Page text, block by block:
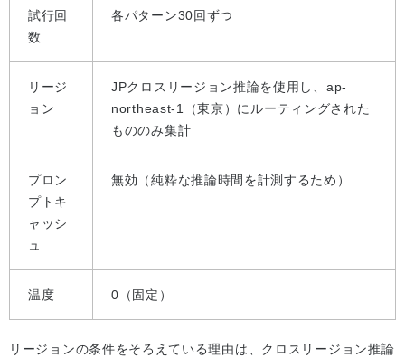
試行回
数
各パターン30回ずつ
リージ
ョン
JPクロスリージョン推論を使用し、ap-
northeast-1（東京）にルーティングされた
もののみ集計
プロン
プトキ
ャッシ
ュ
無効（純粋な推論時間を計測するため）
温度 0（固定）
リージョンの条件をそろえている理由は、クロスリージョン推論